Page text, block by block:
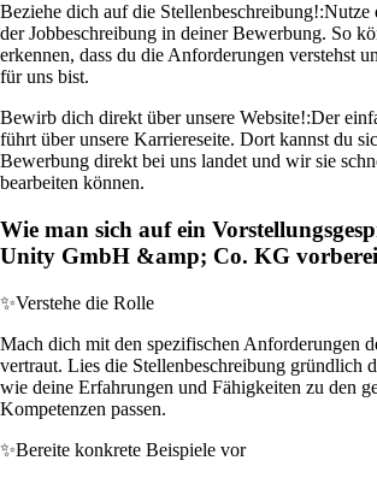
Beziehe dich auf die Stellenbeschreibung!:Nutze
der Jobbeschreibung in deiner Bewerbung. So
erkennen, dass du die Anforderungen verstehst
für uns bist.
Bewirb dich direkt über unsere Website!:Der
führt über unsere Karriereseite. Dort kannst du
Bewerbung direkt bei uns landet und wir sie
bearbeiten können.
Wie man sich auf ein
Unity GmbH &amp; Co. KG
✨Verstehe die Rolle
Mach dich mit den spezifischen Anforderungen
vertraut. Lies die Stellenbeschreibung gründlich
wie deine Erfahrungen und Fähigkeiten zu den
Kompetenzen passen.
✨Bereite konkrete Beispiele vor